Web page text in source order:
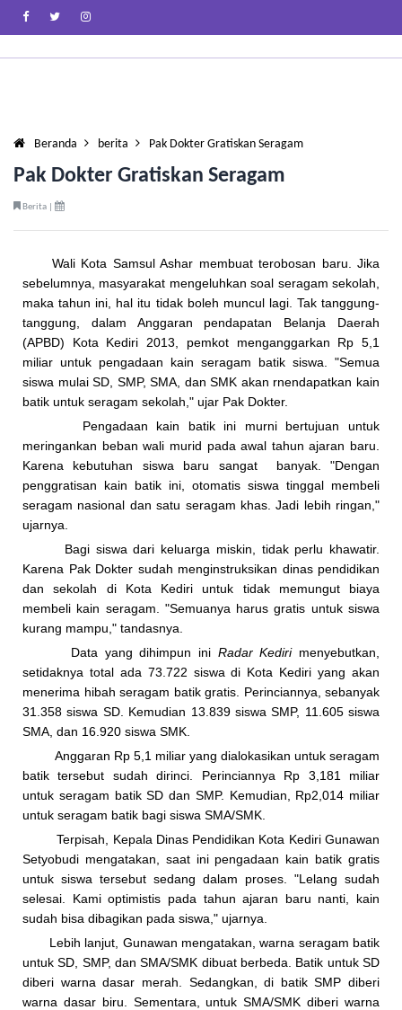
Beranda berita Pak Dokter Gratiskan Seragam
Pak Dokter Gratiskan Seragam
Berita |
Wali Kota Samsul Ashar membuat terobosan baru. Jika
sebelumnya, masyarakat mengeluhkan soal seragam sekolah,
maka tahun ini, hal itu tidak boleh muncul lagi. Tak tanggung-
tanggung, dalam Anggaran pendapatan Belanja Daerah
(APBD) Kota Kediri 2013, pemkot menganggarkan Rp 5,1
miliar untuk pengadaan kain seragam batik siswa. "Semua
siswa mulai SD, SMP, SMA, dan SMK akan rnendapatkan kain
batik untuk seragam sekolah," ujar Pak Dokter.
Pengadaan kain batik ini murni bertujuan untuk
meringankan beban wali murid pada awal tahun ajaran baru.
Karena kebutuhan siswa baru sangat banyak. "Dengan
penggratisan kain batik ini, otomatis siswa tinggal membeli
seragam nasional dan satu seragam khas. Jadi lebih ringan,"
ujarnya.
Bagi siswa dari keluarga miskin, tidak perlu khawatir.
Karena Pak Dokter sudah menginstruksikan dinas pendidikan
dan sekolah di Kota Kediri untuk tidak memungut biaya
membeli kain seragam. "Semuanya harus gratis untuk siswa
kurang mampu," tandasnya.
Data yang dihimpun ini Radar Kediri menyebutkan,
setidaknya total ada 73.722 siswa di Kota Kediri yang akan
menerima hibah seragam batik gratis. Perinciannya, sebanyak
31.358 siswa SD. Kemudian 13.839 siswa SMP, 11.605 siswa
SMA, dan 16.920 siswa SMK.
Anggaran Rp 5,1 miliar yang dialokasikan untuk seragam
batik tersebut sudah dirinci. Perinciannya Rp 3,181 miliar
untuk seragam batik SD dan SMP. Kemudian, Rp2,014 miliar
untuk seragam batik bagi siswa SMA/SMK.
Terpisah, Kepala Dinas Pendidikan Kota Kediri Gunawan
Setyobudi mengatakan, saat ini pengadaan kain batik gratis
untuk siswa tersebut sedang dalam proses. "Lelang sudah
selesai. Kami optimistis pada tahun ajaran baru nanti, kain
sudah bisa dibagikan pada siswa," ujarnya.
Lebih lanjut, Gunawan mengatakan, warna seragam batik
untuk SD, SMP, dan SMA/SMK dibuat berbeda. Batik untuk SD
diberi warna dasar merah. Sedangkan, di batik SMP diberi
warna dasar biru. Sementara, untuk SMA/SMK diberi warna